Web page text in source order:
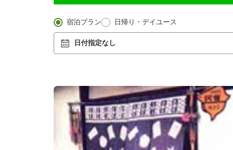
宿泊プラン 日帰り・デイユース
日付指定なし